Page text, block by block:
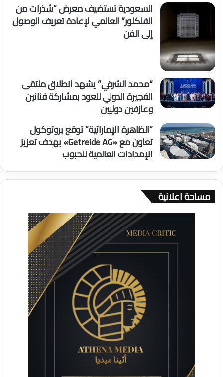
السعودية تستضيف معرض “شذرات من
الفلكلور” العالمي لإعادة تعريف الوصول
إلى الفن
“محمد الشرقي” يشهد انطلاق ملتقى
الفجيرة الدولي للعود بمشاركة فنانين
وعازفين دوليين
“الظاهرة الإماراتية” توقع بروتوكول
تعاون مع «Getreide AG» بهدف تعزيز
الإمدادات العالمية للحبوب
مساحة اعلانية